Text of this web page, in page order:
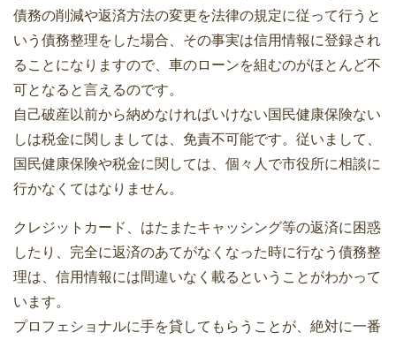
債務の削減や返済方法の変更を法律の規定に従って行うと
いう債務整理をした場合、その事実は信用情報に登録され
ることになりますので、車のローンを組むのがほとんど不
可となると言えるのです。
自己破産以前から納めなければいけない国民健康保険ない
しは税金に関しましては、免責不可能です。従いまして、
国民健康保険や税金に関しては、個々人で市役所に相談に
行かなくてはなりません。
クレジットカード、はたまたキャッシング等の返済に困惑
したり、完全に返済のあてがなくなった時に行なう債務整
理は、信用情報には間違いなく載るということがわかって
います。
プロフェショナルに手を貸してもらうことが、絶対に一番